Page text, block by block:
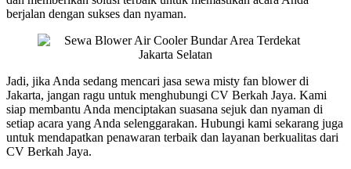
berjalan dengan sukses dan nyaman.
Jadi, jika Anda sedang mencari jasa sewa misty fan blower di
Jakarta, jangan ragu untuk menghubungi CV Berkah Jaya. Kami
siap membantu Anda menciptakan suasana sejuk dan nyaman di
setiap acara yang Anda selenggarakan. Hubungi kami sekarang juga
untuk mendapatkan penawaran terbaik dan layanan berkualitas dari
CV Berkah Jaya.